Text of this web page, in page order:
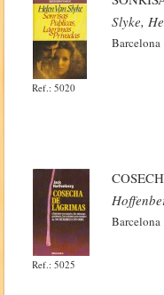
Ref.: 5020
Slyke,
Ref.: 5025
Barcelona